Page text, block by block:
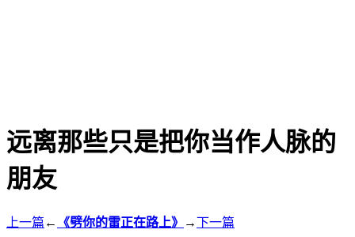
远离那些只是把你当作人脉的
朋友
上一篇 ← 《劈你的雷正在路上》 →下一篇